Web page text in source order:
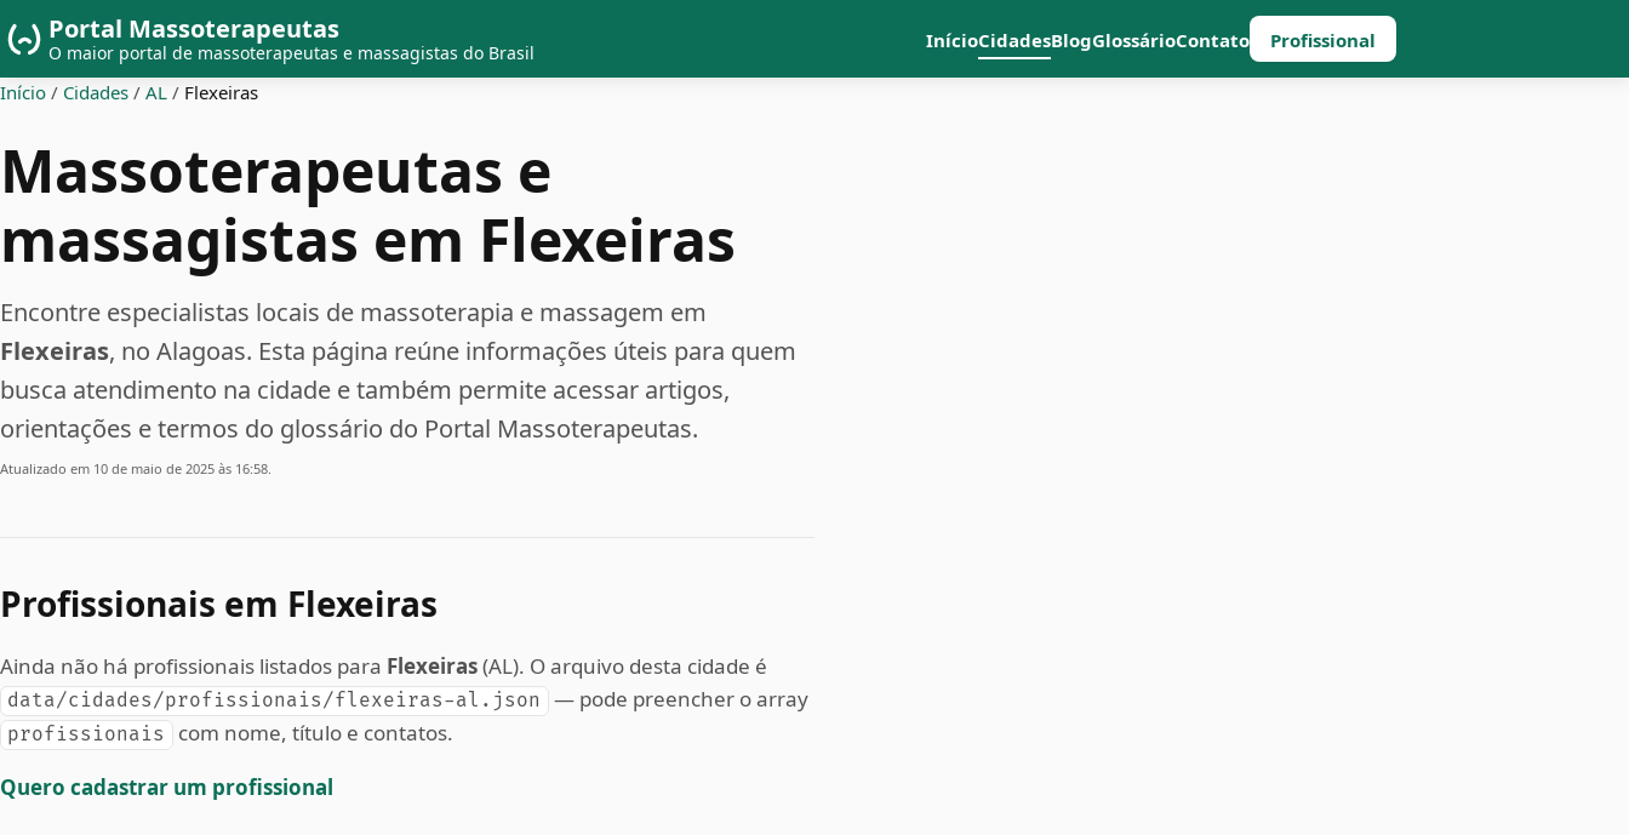
Portal Massoterapeutas
O maior portal de massoterapeutas e massagistas do Brasil
InícioCidadesBlogGlossárioContato Profissional
Início / Cidades / AL / Flexeiras
Massoterapeutas e
massagistas em Flexeiras
Encontre especialistas locais de massoterapia e massagem em
Flexeiras, no Alagoas. Esta página reúne informações úteis para quem
busca atendimento na cidade e também permite acessar artigos,
orientações e termos do glossário do Portal Massoterapeutas.
Atualizado em 10 de maio de 2025 às 16:58.
Profissionais em Flexeiras
Ainda não há profissionais listados para Flexeiras(AL). O arquivo desta cidade é
data/cidades/profissionais/flexeiras-al.json — pode preencher o array
profissionais
com nome, título e contatos.
Quero cadastrar um profissional